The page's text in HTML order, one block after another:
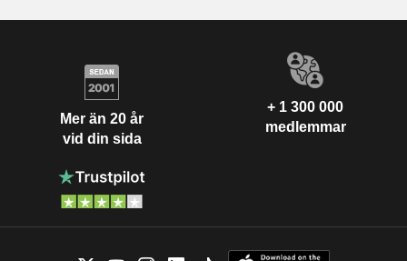
Mer än 20 år
vid din sida
+ 1 300 000
medlemmar